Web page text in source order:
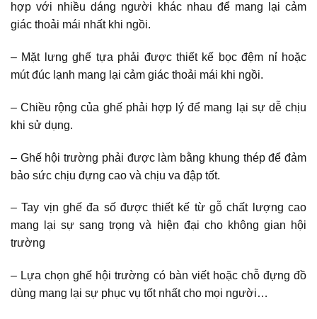
hợp với nhiều dáng người khác nhau để mang lại cảm
giác thoải mái nhất khi ngồi.
– Mặt lưng ghế tựa phải được thiết kế bọc đệm nỉ hoặc
mút đúc lạnh mang lại cảm giác thoải mái khi ngồi.
– Chiều rộng của ghế phải hợp lý để mang lại sự dễ chịu
khi sử dụng.
– Ghế hội trường phải được làm bằng khung thép để đảm
bảo sức chịu đựng cao và chịu va đập tốt.
– Tay vịn ghế đa số được thiết kế từ gỗ chất lượng cao
mang lại sự sang trọng và hiện đại cho không gian hội
trường
– Lựa chọn ghế hội trường có bàn viết hoặc chỗ đựng đồ
dùng mang lại sự phục vụ tốt nhất cho mọi người…